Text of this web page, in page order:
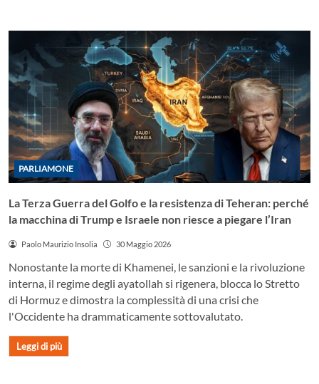
PARLIAMONE
La Terza Guerra del Golfo e la resistenza di Teheran: perché
la macchina di Trump e Israele non riesce a piegare l’Iran
Paolo Maurizio Insolia 30 Maggio 2026
Nonostante la morte di Khamenei, le sanzioni e la rivoluzione
interna, il regime degli ayatollah si rigenera, blocca lo Stretto
di Hormuz e dimostra la complessità di una crisi che
l'Occidente ha drammaticamente sottovalutato.
Leggi di più